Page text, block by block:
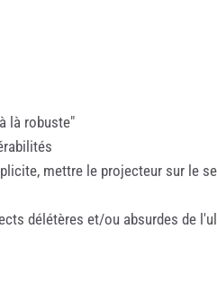
là robuste"
mettre le projecteur sur le
délétères et/ou absurdes de